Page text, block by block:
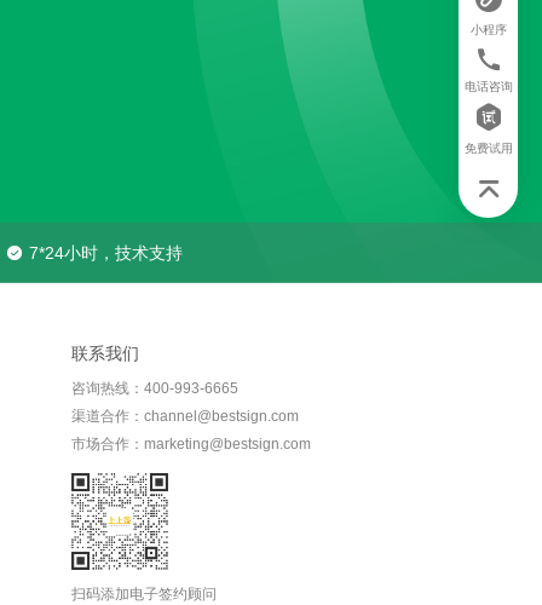
7*24小时，技术支持
联系我们
咨询热线：400-993-6665
渠道合作：channel@bestsign.com
市场合作：marketing@bestsign.com
扫码添加电子签约顾问
小程序
电话咨询
免费试用